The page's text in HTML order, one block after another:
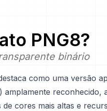
PNG8?
binário
como uma versão
reconhecido,
de cores mais altas e